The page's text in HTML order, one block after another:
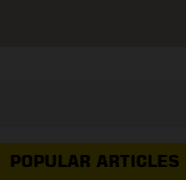
POPULAR ARTICLES